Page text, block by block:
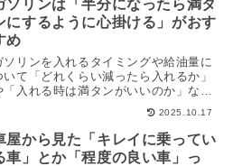
ソリンは「半分になったら満タ
にするように心掛ける」がおす
め
ソリンを入れるタイミングや給油量に
いて「どれくらい減ったら入れるか」
「入れる時は満タンがいいのか」など
からいろんな考え方がありますが...
2025.10.17
屋から見た「キレイに乗ってい
車」とか「程度の良い車」っ